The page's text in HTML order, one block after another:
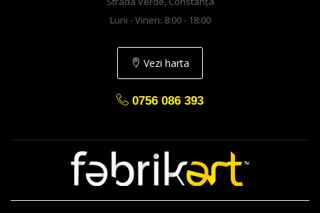
Luni - Vineri: 8:00 - 18:00
Vezi harta
0756 086 393